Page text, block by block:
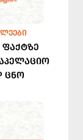
ცნო